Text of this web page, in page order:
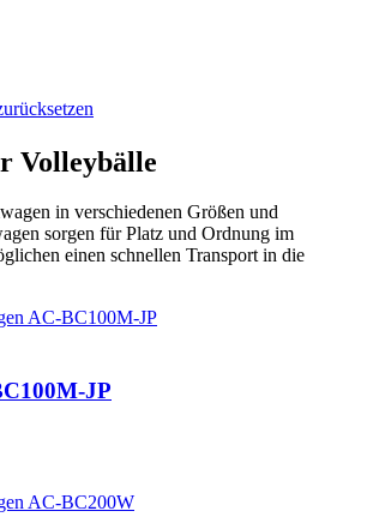
Volleybälle
in verschiedenen Größen und
sorgen für Platz und Ordnung im
einen schnellen Transport in die
JP